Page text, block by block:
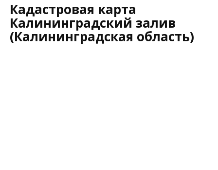
Кадастровая карта
Калининградский залив
(Калининградская область)